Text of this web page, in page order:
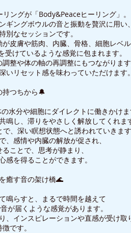
ングが「Body&Peaceヒーリング」。
ングボウルの音と振動を贅沢に用い、
別なセッションです。
皮膚や筋肉、内臓、骨格、細胞レベ
けているような感覚に包まれます。
整や体の軸の再調整にもつながります
リセット感を味わっていただけます。
持つちから🔔
水分や細胞にダイレクトに働きかけま
し、滞りをやさしく解放してくれま
、深い瞑想状態へと誘われていきます
感情や内臓の解放が促され、
ことで、思考が静まり、
感を得ることができます。
癒す音の架け橋🌊
鳴らすと、まるで時間を越えて
が届くような感覚があります。
、インスピレーションや直感が受け取
です。